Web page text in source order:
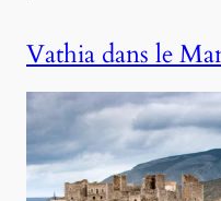
Vathia dans le